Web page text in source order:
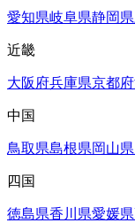
愛知県岐阜県静岡県
近畿
大阪府兵庫県京都府
中国
鳥取県島根県岡山県
四国
徳島県香川県愛媛県